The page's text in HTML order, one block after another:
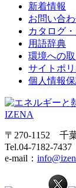
新着情報
お問い合
カタログ
用語辞典
環境への
サイトポ
個人情報
〒270-1152 千
Tel.04-7182-
e-mail：